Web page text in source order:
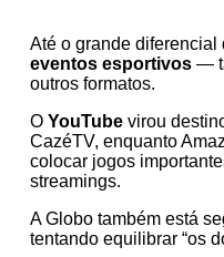
Até o grande
eventos esportivos —
outros formatos.
O YouTube virou
CazéTV, enquanto
colocar jogos
streamings.
A Globo também está
tentando equilibrar “os